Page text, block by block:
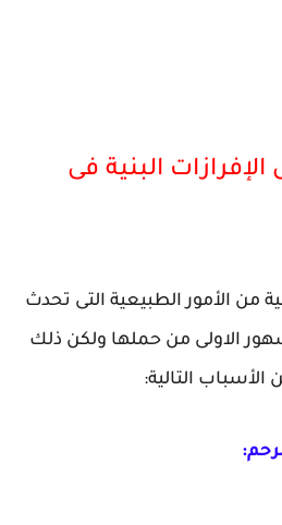
البنية فى
من الأمور الطبيعية التى تحدث
الاولى من حملها ولكن ذلك
التالية: